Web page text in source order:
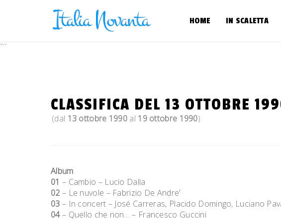
HOME IN SCALETTA
```
CLASSIFICA DEL 13 OTTOBRE
(dal 13 ottobre 1990 al 19 ottobre 1990)
Album
01 – Cambio – Lucio Dalla
02 – Le nuvole – Fabrizio De Andre’
03 – In concert – José Carreras, Placido Domingo, Luciano
04– Quello che non… – Francesco Guccini